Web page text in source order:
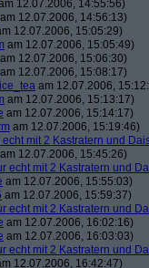
12.07.2006, 14:55:56)
am 12.07.2006, 14:56:13)
12.07.2006, 15:05:29)
am 12.07.2006, 15:05:49)
am 12.07.2006, 15:06:30)
am 12.07.2006, 15:08:17)
am 12.07.2006,
am 12.07.2006, 15:13:17)
am 12.07.2006, 15:14:17)
am 12.07.2006, 15:19:46)
mit 2 Kastratern und
am 12.07.2006, 15:45:26)
echt mit 2 Kastratern und
am 12.07.2006, 15:55:03)
am 12.07.2006, 15:59:37)
echt mit 2 Kastratern und
am 12.07.2006, 16:02:16)
am 12.07.2006, 16:03:03)
echt mit 2 Kastratern und
12.07.2006, 16:42:47)